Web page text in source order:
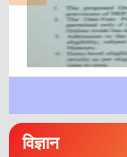
विज्ञान